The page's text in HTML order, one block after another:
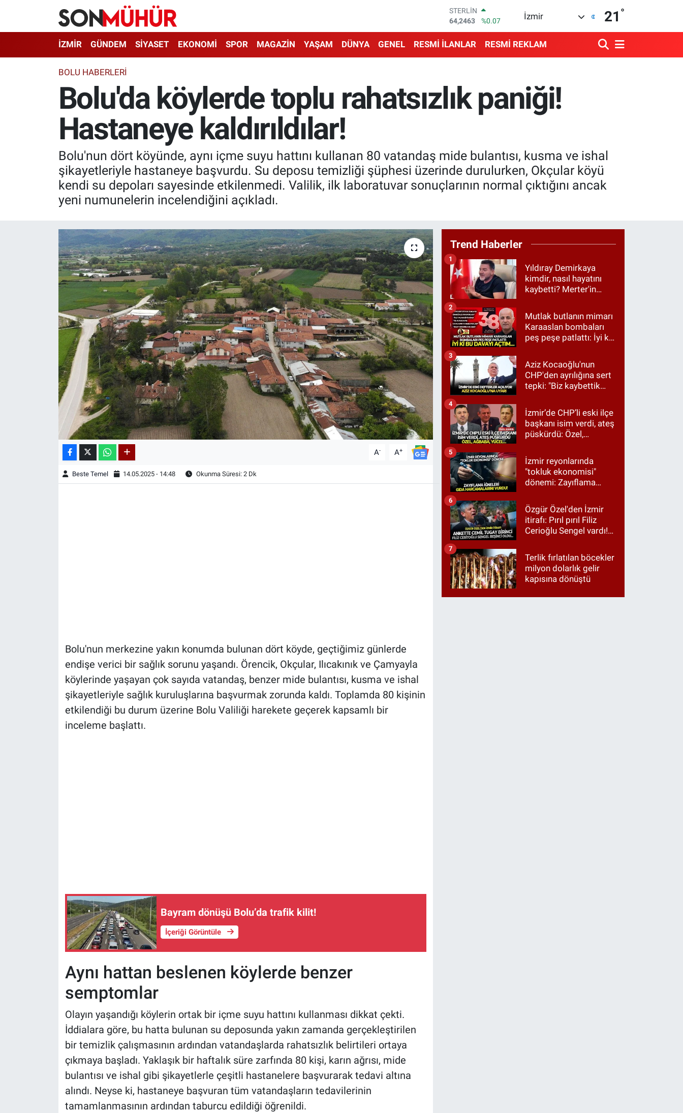
GRAM ALTIN
6510.40
%0.45
BİST100
13.799
%70
EURO
55,0317
%-0.02
İzmir 21 °
İZMİR GÜNDEM SİYASET EKONOMİ SPOR MAGAZİN YAŞAM DÜNYA GENEL RESMİ İLANLAR RESMİ REKLAM
BOLU HABERLERİ
Bolu'da köylerde toplu rahatsızlık paniği!
Hastaneye kaldırıldılar!
Bolu'nun dört köyünde, aynı içme suyu hattını kullanan 80 vatandaş mide bulantısı, kusma ve ishal
şikayetleriyle hastaneye başvurdu. Su deposu temizliği şüphesi üzerinde durulurken, Okçular köyü
kendi su depoları sayesinde etkilenmedi. Valilik, ilk laboratuvar sonuçlarının normal çıktığını ancak
yeni numunelerin incelendiğini açıkladı.
A- A+
Beste Temel 14.05.2025 - 14:48 Okunma Süresi: 2 Dk
Bolu'nun merkezine yakın konumda bulunan dört köyde, geçtiğimiz günlerde
endişe verici bir sağlık sorunu yaşandı. Örencik, Okçular, Ilıcakınık ve Çamyayla
köylerinde yaşayan çok sayıda vatandaş, benzer mide bulantısı, kusma ve ishal
şikayetleriyle sağlık kuruluşlarına başvurmak zorunda kaldı. Toplamda 80 kişinin
etkilendiği bu durum üzerine Bolu Valiliği harekete geçerek kapsamlı bir
inceleme başlattı.
Bayram dönüşü Bolu’da trafik kilit!
İçeriği Görüntüle
Aynı hattan beslenen köylerde benzer
semptomlar
Olayın yaşandığı köylerin ortak bir içme suyu hattını kullanması dikkat çekti.
İddialara göre, bu hatta bulunan su deposunda yakın zamanda gerçekleştirilen
bir temizlik çalışmasının ardından vatandaşlarda rahatsızlık belirtileri ortaya
çıkmaya başladı. Yaklaşık bir haftalık süre zarfında 80 kişi, karın ağrısı, mide
bulantısı ve ishal gibi şikayetlerle çeşitli hastanelere başvurarak tedavi altına
alındı. Neyse ki, hastaneye başvuran tüm vatandaşların tedavilerinin
tamamlanmasının ardından taburcu edildiği öğrenildi.
Trend Haberler
Yıldıray Demirkaya
kimdir, nasıl hayatını
kaybetti? Merter'in
mesajı
1
Mutlak butlanın mimarı
Karaaslan bombaları
peş peşe patlattı: İyi ki
2
Aziz Kocaoğlu'nun
CHP'den ayrılığına sert
tepki: "Biz kaybettik
etmedik"
3
İzmir’de CHP’li eski ilçe
başkanı isim verdi, ateş
püskürdü: Özel,
4
İzmir reyonlarında
"tokluk ekonomisi"
dönemi: Zayıflama
harcamalarını vurdu!
5
Özgür Özel'den İzmir
itirafı: Pırıl pırıl Filiz
Cerioğlu Sengel vardı!
Tugay birinci çıktı
6
Terlik fırlatılan böcekler
milyon dolarlık gelir
kapısına dönüştü
7
İzmir Nöbetçi Eczaneler
İzmir Namaz Vakitleri
İzmir Trafik Yoğunluk Haritası
Süper Lig Puan Durumu ve Fikstür
Tüm Manşetler
Son Dakika Haberleri